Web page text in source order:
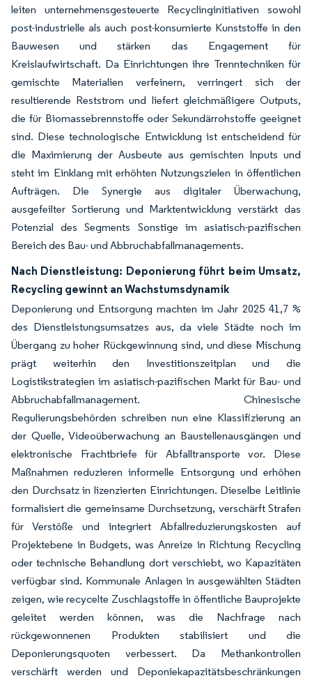
leiten unternehmensgesteuerte Recyclinginitiativen sowohl
post-industrielle als auch post-konsumierte Kunststoffe in den
Bauwesen und stärken das Engagement für
Kreislaufwirtschaft. Da Einrichtungen ihre Trenntechniken für
gemischte Materialien verfeinern, verringert sich der
resultierende Reststrom und liefert gleichmäßigere Outputs,
die für Biomassebrennstoffe oder Sekundärrohstoffe geeignet
sind. Diese technologische Entwicklung ist entscheidend für
die Maximierung der Ausbeute aus gemischten Inputs und
steht im Einklang mit erhöhten Nutzungszielen in öffentlichen
Aufträgen. Die Synergie aus digitaler Überwachung,
ausgefeilter Sortierung und Marktentwicklung verstärkt das
Potenzial des Segments Sonstige im asiatisch-pazifischen
Bereich des Bau- und Abbruchabfallmanagements.
Nach Dienstleistung: Deponierung führt beim Umsatz,
Recycling gewinnt an Wachstumsdynamik
Deponierung und Entsorgung machten im Jahr 2025 41,7 %
des Dienstleistungsumsatzes aus, da viele Städte noch im
Übergang zu hoher Rückgewinnung sind, und diese Mischung
prägt weiterhin den Investitionszeitplan und die
Logistikstrategien im asiatisch-pazifischen Markt für Bau- und
Abbruchabfallmanagement. Chinesische
Regulierungsbehörden schreiben nun eine Klassifizierung an
der Quelle, Videoüberwachung an Baustellenausgängen und
elektronische Frachtbriefe für Abfalltransporte vor. Diese
Maßnahmen reduzieren informelle Entsorgung und erhöhen
den Durchsatz in lizenzierten Einrichtungen. Dieselbe Leitlinie
formalisiert die gemeinsame Durchsetzung, verschärft Strafen
für Verstöße und integriert Abfallreduzierungskosten auf
Projektebene in Budgets, was Anreize in Richtung Recycling
oder technische Behandlung dort verschiebt, wo Kapazitäten
verfügbar sind. Kommunale Anlagen in ausgewählten Städten
zeigen, wie recycelte Zuschlagstoffe in öffentliche Bauprojekte
geleitet werden können, was die Nachfrage nach
rückgewonnenen Produkten stabilisiert und die
Deponierungsquoten verbessert. Da Methankontrollen
verschärft werden und Deponiekapazitätsbeschränkungen